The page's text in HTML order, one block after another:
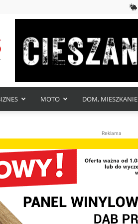
MOTO DOM, MIESZKANIE
Reklama